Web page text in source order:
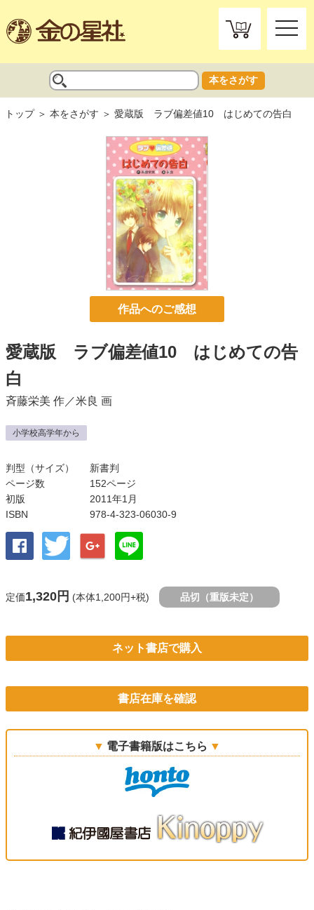
toggle
本をさがす
トップ 本をさがす 愛蔵版 ラブ偏差値10 はじめての告白
作品へのご感想
愛蔵版 ラブ偏差値10 はじめての告
白
斉藤栄美 作／米良 画
小学校高学年から
判型（サイズ）
新書判
ページ数
152ページ
初版
2011年1月
ISBN
978-4-323-06030-9
定価1,320円 (本体1,200円+税) 品切（重版未定）
ネット書店で購入
書店在庫を確認
電子書籍版はこちら